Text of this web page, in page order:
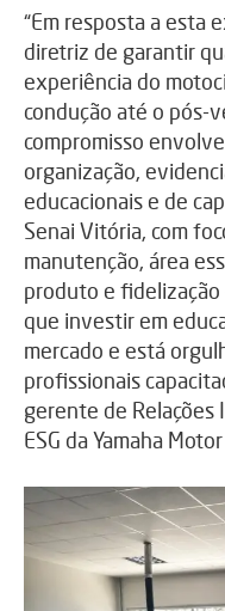
“Em resposta a esta
diretriz de garantir
experiência do
condução até o pós-
compromisso
organização,
educacionais e de
Senai Vitória, com
manutenção, área
produto e fidelização
que investir em
mercado e está
profissionais
gerente de Relações
ESG da Yamaha